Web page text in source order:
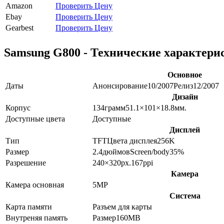
Amazon
Проверить Цену
Ebay
Проверить Цену
Gearbest
Проверить Цену
Samsung G800 - Технические
Основное
Даты
Анонсирование10/2007Релиз12/2007
Дизайн
Корпус
134грамм51.1×101×18.8мм.
Доступные цвета
Доступные
Дисплей
Тип
TFTЦвета дисплея256K
Размер
2.4дюймовScreen/body35%
Разрешение
240×320px.167ppi
Камера
Камера основная
5MP
Система
Карта памяти
Разъем для карты
Внутреняя память
Размер160MB